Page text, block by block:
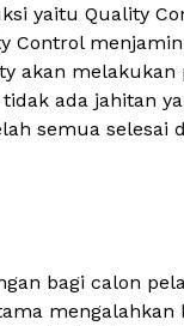
yaitu Quality
Control
akan
ada jahitan
semua selesai
bagi calon